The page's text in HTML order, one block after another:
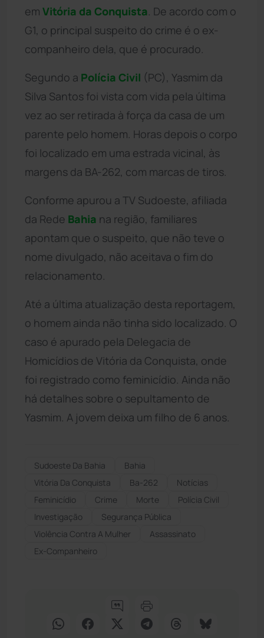
em Vitória da Conquista . De acordo com o
G1, o principal suspeito do crime é o ex-
companheiro dela, que é procurado.
Segundo a Polícia Civil (PC), Yasmim da
Silva Santos foi vista com vida pela última
vez ao ser retirada à força da casa de um
parente pelo homem. Horas depois o corpo
foi localizado em uma estrada vicinal, às
margens da BA-262, com marcas de tiros.
Conforme apurou a TV Sudoeste, afiliada
da Rede Bahia na região, familiares
apontam que o suspeito, que não teve o
nome divulgado, não aceitava o fim do
relacionamento.
Até a última atualização desta reportagem,
o homem ainda não tinha sido localizado. O
caso é apurado pela Delegacia de
Homicídios de Vitória da Conquista, onde
foi registrado como feminicídio. Ainda não
há detalhes sobre o sepultamento de
Yasmim. A jovem deixa um filho de 6 anos.
Sudoeste Da Bahia
Bahia
Vitória Da Conquista
Ba-262
Notícias
Feminicídio
Crime Morte
Polícia Civil
Investigação
Segurança Pública
Violência Contra A Mulher
Assassinato
Ex-Companheiro